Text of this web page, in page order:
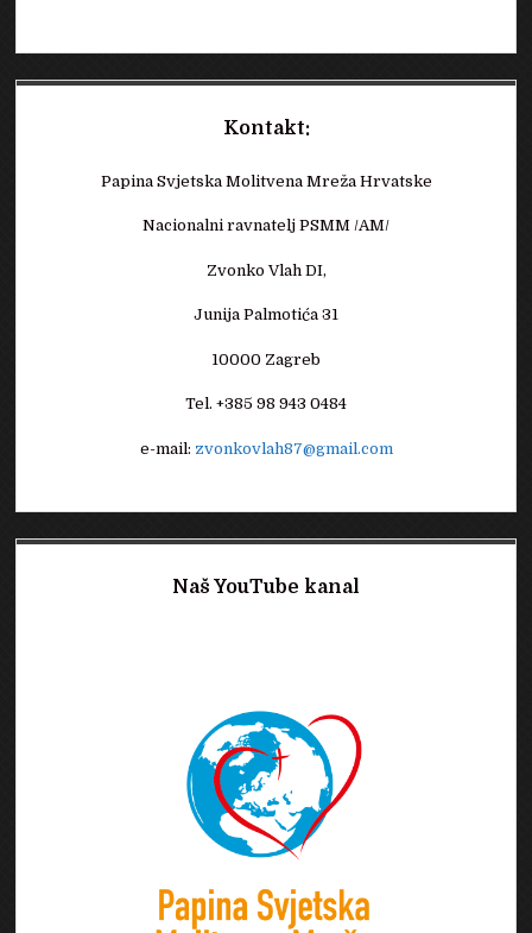
Kontakt:
Papina Svjetska Molitvena Mreža Hrvatske
Nacionalni ravnatelj PSMM /AM/
Zvonko Vlah DI,
Junija Palmotića 31
10000 Zagreb
Tel. +385 98 943 0484
e-mail: zvonkovlah87@gmail.com
Naš YouTube kanal